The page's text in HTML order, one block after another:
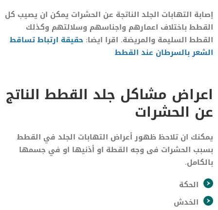
إصابة التهابات الجلد الناتجة عن الحشرات يمكن ان يصيب كل
القطط باختلاف اعمارهم واجناسهم وسلالتهم وكذلك
القطط السليمة والمريضة. اقرا ايضا: حقيقة ارتباط تساقط
الشعر بالسرطان عند القطط
اعراض مشاكل جلد القطط الناتج
عن الحشرات
يمكنك ان تلاحظ ظهور أعراض التهابات الجلد في القطط
بسبب الحشرات فى وجه القطة او أذنيها او في جسمها
بالكامل.
الحكة
الخدش